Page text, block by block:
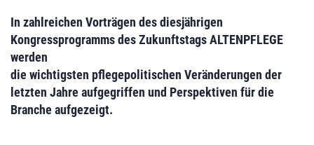
In zahlreichen Vorträgen des diesjährigen
Kongressprogramms des Zukunftstags ALTENPFLEGE
werden
die wichtigsten pflegepolitischen Veränderungen der
letzten Jahre aufgegriffen und Perspektiven für die
Branche aufgezeigt.